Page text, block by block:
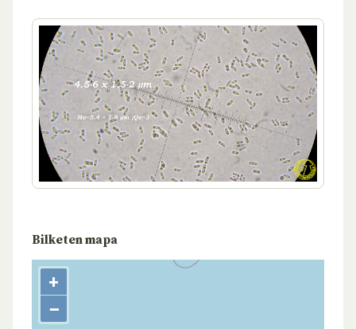
Bilketen mapa
+
−